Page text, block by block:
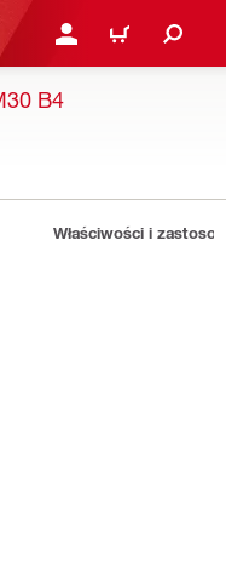
ZALOGUJ SIĘ LUB
KOSZYK
B4
Właściwości i